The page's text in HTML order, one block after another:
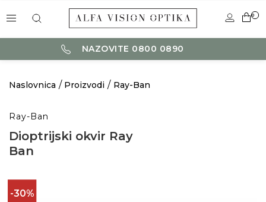
0
NAZOVITE 0800 0890
Naslovnica Proizvodi Ray-Ban
Ray-Ban
Dioptrijski okvir Ray
Ban
-30%